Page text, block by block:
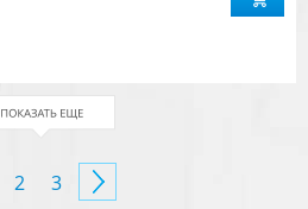
2 3